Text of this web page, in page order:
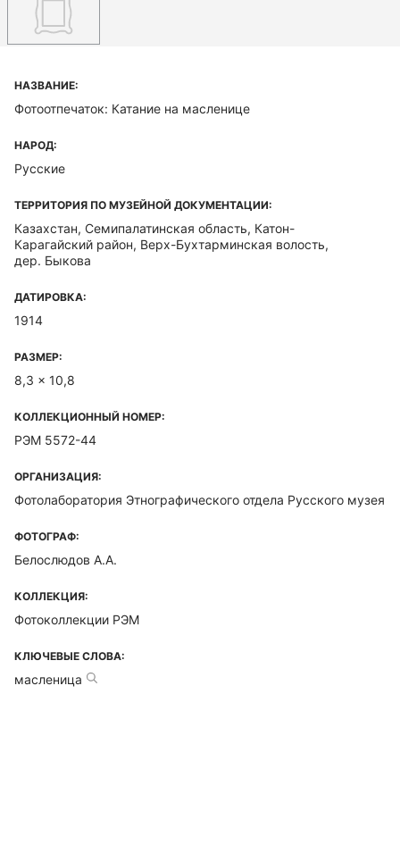
НАЗВАНИЕ:
Фотоотпечаток: Катание на масленице
НАРОД:
Русские
ТЕРРИТОРИЯ ПО МУЗЕЙНОЙ ДОКУМЕНТАЦИИ:
Казахстан, Семипалатинская область, Катон-
Карагайский район, Верх-Бухтарминская волость,
дер. Быкова
ДАТИРОВКА:
1914
РАЗМЕР:
8,3 x 10,8
КОЛЛЕКЦИОННЫЙ НОМЕР:
РЭМ 5572-44
ОРГАНИЗАЦИЯ:
Фотолаборатория Этнографического отдела Русского музея
ФОТОГРАФ:
Белослюдов А.А.
КОЛЛЕКЦИЯ:
Фотоколлекции РЭМ
КЛЮЧЕВЫЕ СЛОВА:
масленица